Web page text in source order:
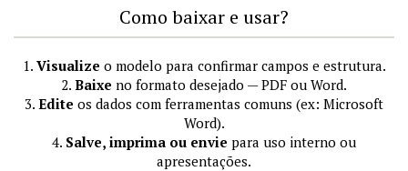
Como baixar e usar?
1. Visualize o modelo para confirmar campos e estrutura.
2. Baixe no formato desejado — PDF ou Word.
3. Edite os dados com ferramentas comuns (ex: Microsoft
Word).
4. Salve, imprima ou envie para uso interno ou
apresentações.